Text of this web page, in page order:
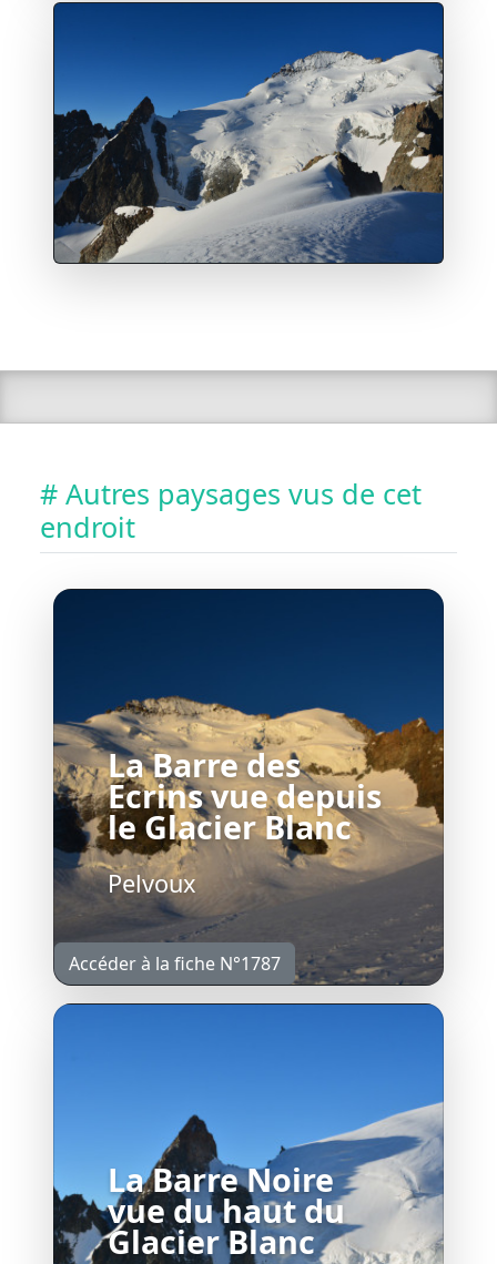
# Autres paysages vus de cet
endroit
La Barre des
Ecrins vue depuis
le Glacier Blanc
Pelvoux
Accéder à la fiche N°1787
La Barre Noire
vue du haut du
Glacier Blanc